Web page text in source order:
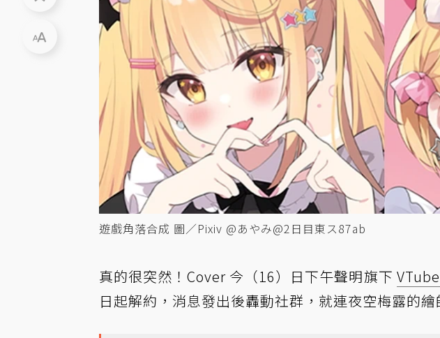
遊戲角落合成 圖／Pixiv @あやみ@2日目東ス87ab
真的很突然！Cover 今（16）日下午聲明旗下
日起解約，消息發出後轟動社群，就連夜空梅露的